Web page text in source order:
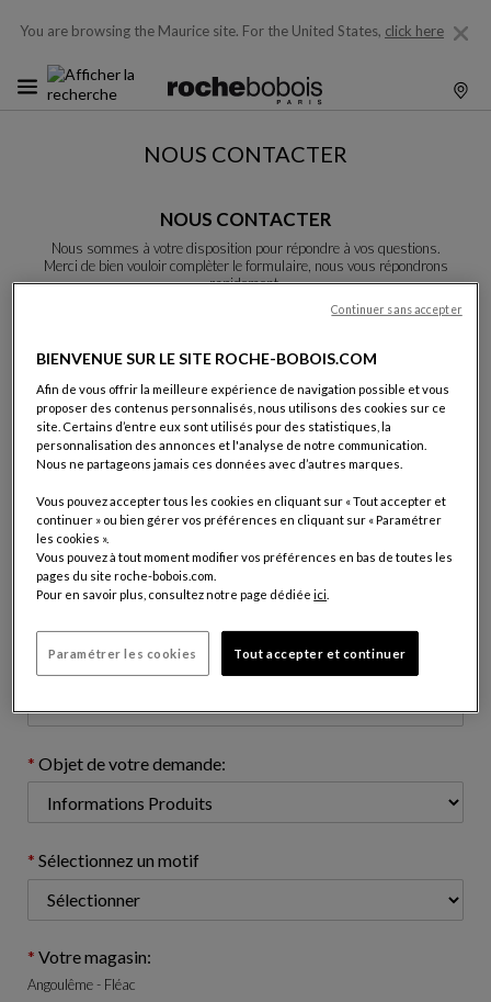
You are browsing the Maurice site. For the United States, click here
NOUS CONTACTER
NOUS CONTACTER
Nous sommes à votre disposition pour répondre à vos questions.
Merci de bien vouloir complèter le formulaire, nous vous répondrons
rapidement.
Sauf indication contraire, tous les champs sont obligatoires.
Prénom:
Adresse e-mail: (nom@domaine.com)
Objet de votre demande:
Sélectionnez un motif
Votre magasin:
Angoulême - Fléac
BIENVENUE SUR LE SITE ROCHE-BOBOIS.COM
Afin de vous offrir la meilleure expérience de navigation possible et vous
proposer des contenus personnalisés, nous utilisons des cookies sur ce
site. Certains d’entre eux sont utilisés pour des statistiques, la
personnalisation des annonces et l'analyse de notre communication.
Nous ne partageons jamais ces données avec d’autres marques.
Vous pouvez accepter tous les cookies en cliquant sur « Tout accepter et
continuer » ou bien gérer vos préférences en cliquant sur « Paramétrer
les cookies ».
Vous pouvez à tout moment modifier vos préférences en bas de toutes les
pages du site roche-bobois.com.
Pour en savoir plus, consultez notre page dédiéeici
Paramétrer les cookies Tout accepter et continuer
Continuer sans accepter